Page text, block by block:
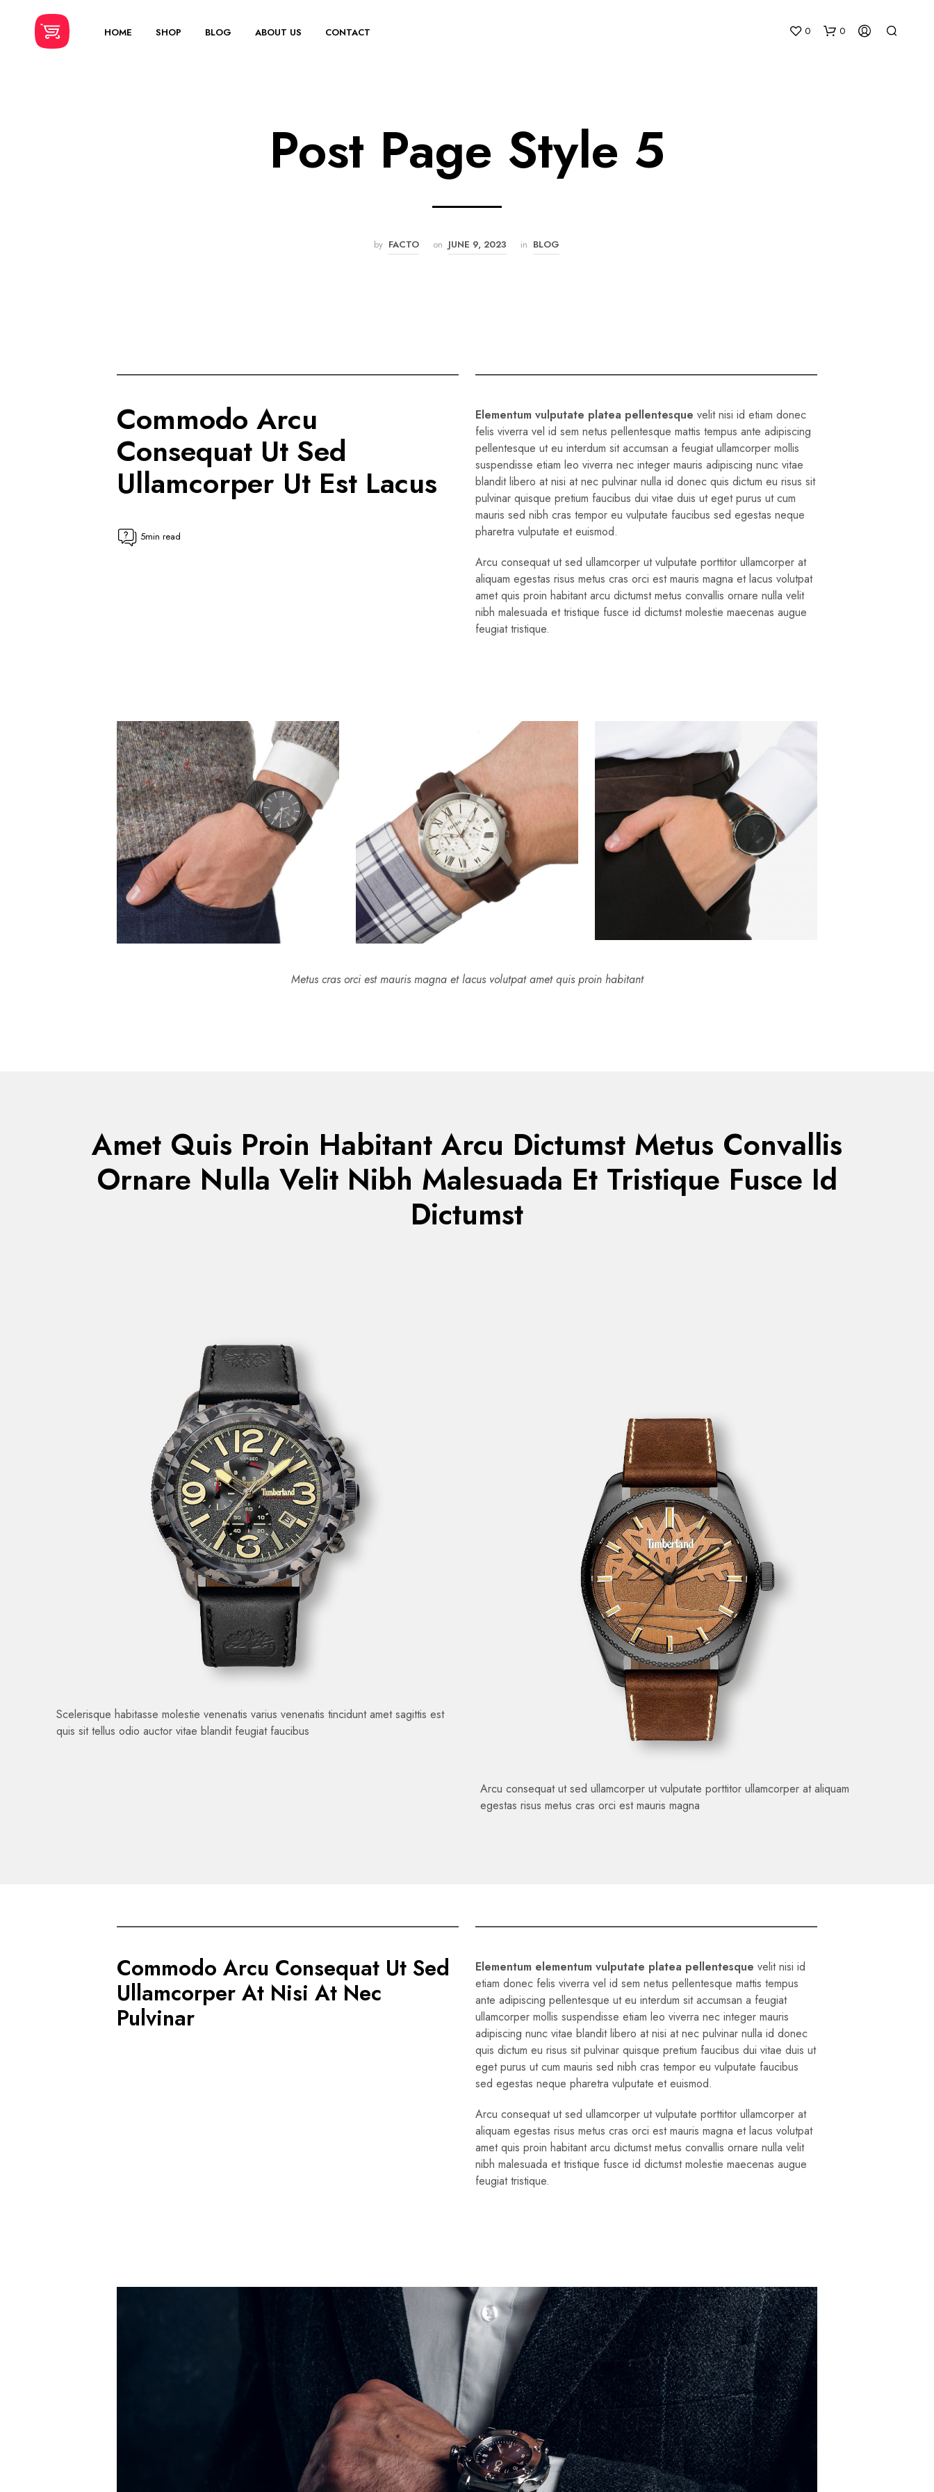
HOME SHOP BLOG ABOUT US CONTACT 0 0
Post Page Style 5
by FACTO on JUNE 9, 2023 in BLOG
Commodo Arcu
Consequat Ut Sed
Ullamcorper Ut Est Lacus
5min read
Elementum vulputate platea pellentesque velit nisi id etiam donec
felis viverra vel id sem netus pellentesque mattis tempus ante adipiscing
pellentesque ut eu interdum sit accumsan a feugiat ullamcorper mollis
suspendisse etiam leo viverra nec integer mauris adipiscing nunc vitae
blandit libero at nisi at nec pulvinar nulla id donec quis dictum eu risus sit
pulvinar quisque pretium faucibus dui vitae duis ut eget purus ut cum
mauris sed nibh cras tempor eu vulputate faucibus sed egestas neque
pharetra vulputate et euismod.
Arcu consequat ut sed ullamcorper ut vulputate porttitor ullamcorper at
aliquam egestas risus metus cras orci est mauris magna et lacus volutpat
amet quis proin habitant arcu dictumst metus convallis ornare nulla velit
nibh malesuada et tristique fusce id dictumst molestie maecenas augue
feugiat tristique.
Metus cras orci est mauris magna et lacus volutpat amet quis proin habitant
Amet Quis Proin Habitant Arcu Dictumst Metus Convallis
Ornare Nulla Velit Nibh Malesuada Et Tristique Fusce Id
Dictumst
Scelerisque habitasse molestie venenatis varius venenatis tincidunt amet sagittis est
quis sit tellus odio auctor vitae blandit feugiat faucibus
Arcu consequat ut sed ullamcorper ut vulputate porttitor ullamcorper at aliquam
egestas risus metus cras orci est mauris magna
Commodo Arcu Consequat Ut Sed
Ullamcorper At Nisi At Nec
Pulvinar
Elementum elementum vulputate platea pellentesque velit nisi id
etiam donec felis viverra vel id sem netus pellentesque mattis tempus
ante adipiscing pellentesque ut eu interdum sit accumsan a feugiat
ullamcorper mollis suspendisse etiam leo viverra nec integer mauris
adipiscing nunc vitae blandit libero at nisi at nec pulvinar nulla id donec
quis dictum eu risus sit pulvinar quisque pretium faucibus dui vitae duis ut
eget purus ut cum mauris sed nibh cras tempor eu vulputate faucibus
sed egestas neque pharetra vulputate et euismod.
Arcu consequat ut sed ullamcorper ut vulputate porttitor ullamcorper at
aliquam egestas risus metus cras orci est mauris magna et lacus volutpat
amet quis proin habitant arcu dictumst metus convallis ornare nulla velit
nibh malesuada et tristique fusce id dictumst molestie maecenas augue
feugiat tristique.